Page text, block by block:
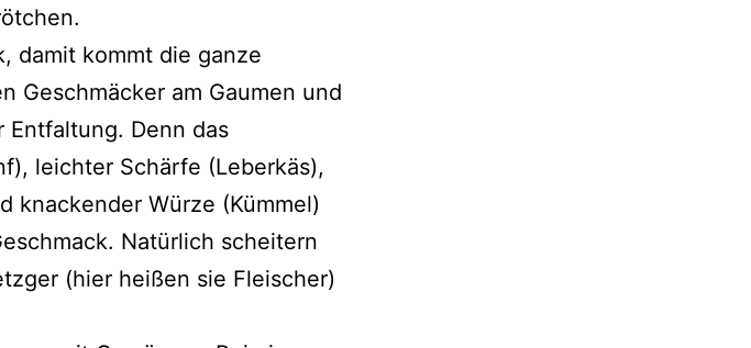
damit kommt die ganze
Geschmäcker am Gaumen und
Denn das
leichter Schärfe (Leberkäs),
knackender Würze (Kümmel)
Natürlich scheitern
(hier heißen sie Fleischer)